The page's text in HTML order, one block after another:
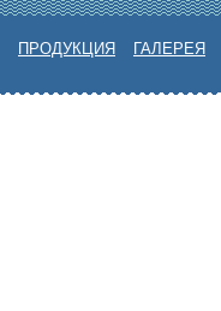
ПРОДУКЦИЯ ГАЛЕРЕЯ